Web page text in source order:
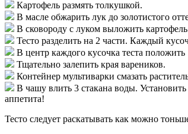
Картофель размять толкушкой.
В масле обжарить лук до золотистого
В сковороду с луком выложить
Тесто разделить на 2 части. Каждый
В центр каждого кусочка теста
Тщательно залепить края вареников.
Контейнер мультиварки смазать
В чашу влить 3 стакана воды.
аппетита!
Тесто следует раскатывать как можно